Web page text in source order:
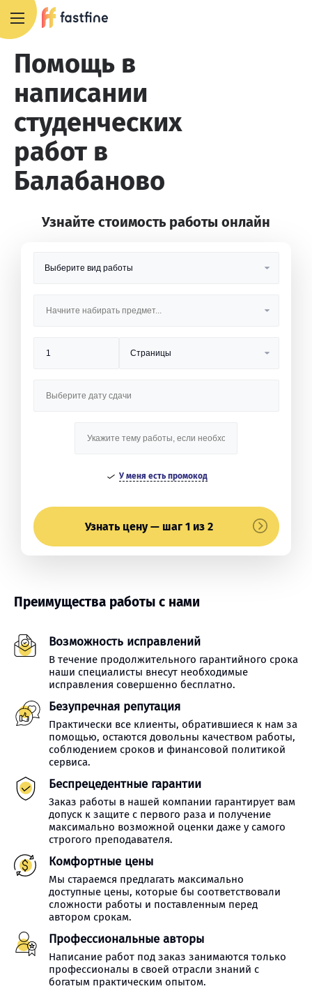
Помощь в
написании
студенческих
работ в
Балабаново
Узнайте стоимость работы онлайн
У меня есть промокод
Узнать цену — шаг 1 из 2
Преимущества работы с нами
Возможность исправлений
В течение продолжительного гарантийного срока
наши специалисты внесут необходимые
исправления совершенно бесплатно.
Безупречная репутация
Практически все клиенты, обратившиеся к нам за
помощью, остаются довольны качеством работы,
соблюдением сроков и финансовой политикой
сервиса.
Беспрецедентные гарантии
Заказ работы в нашей компании гарантирует вам
допуск к защите с первого раза и получение
максимально возможной оценки даже у самого
строгого преподавателя.
Комфортные цены
Мы стараемся предлагать максимально
доступные цены, которые бы соответствовали
сложности работы и поставленным перед
автором срокам.
Профессиональные авторы
Написание работ под заказ занимаются только
профессионалы в своей отрасли знаний с
богатым практическим опытом.